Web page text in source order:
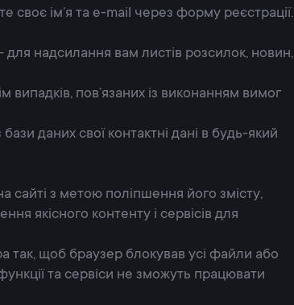
своє ім’я та e-mail через форму реєстрації.
надсилання вам листів розсилок, новин,
пов’язаних із виконанням вимог
даних свої контактні дані в будь-який
сайті з метою поліпшення його змісту,
якісного контенту і сервісів для
так, щоб браузер блокував усі файли або
та сервіси не зможуть працювати